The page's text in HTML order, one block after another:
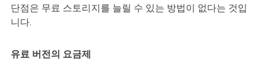
단점은 무료 스토리지를 늘릴 수 있는 방법이 없다는 것입
니다.
유료 버전의 요금제